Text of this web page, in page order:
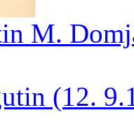
M.
(12.